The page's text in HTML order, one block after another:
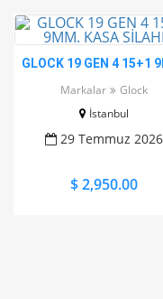
GLOCK 19 GEN 4 15+1
Markalar
Glock
İstanbul
29 Temmuz 2026
$ 2,950.00